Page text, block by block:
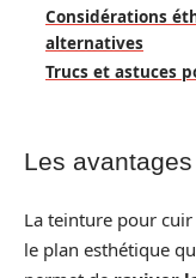
Considérations
alternatives
Trucs et astuces
Les
La teinture pour
le plan esthétique